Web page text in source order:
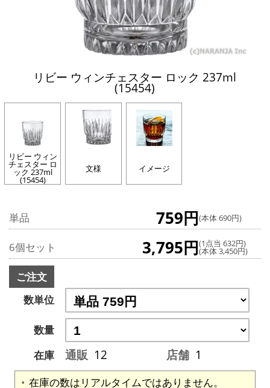
リビー ウィンチェスター ロック 237ml
(15454)
リビー ウィン
チェスター ロ
ック 237ml
(15454)
文様 イメージ
単品 759円(本体 690円)
6個セット 3,795円(1点当 632円)
(本体 3,450円)
ご注文
数単位
数量
在庫
通販 12 店舗 1
在庫の数はリアルタイムではありません。